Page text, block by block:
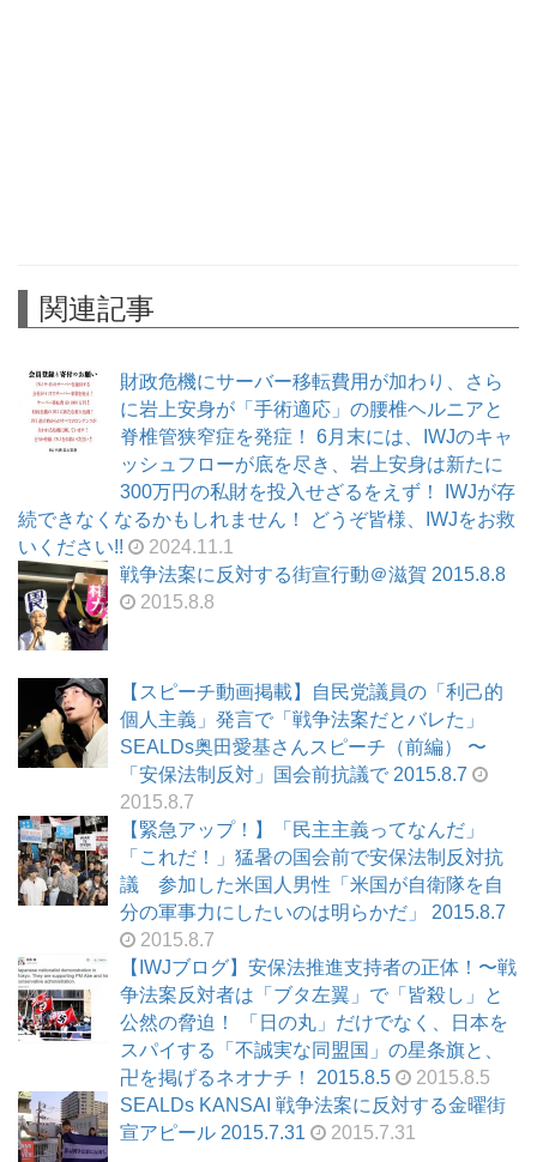
関連記事
財政危機にサーバー移転費用が加わり、さら
に岩上安身が「手術適応」の腰椎ヘルニアと
脊椎管狭窄症を発症！ 6月末には、IWJのキャ
ッシュフローが底を尽き、岩上安身は新たに
300万円の私財を投入せざるをえず！ IWJが存
続できなくなるかもしれません！ どうぞ皆様、IWJをお救
いください!!
2024.11.1
戦争法案に反対する街宣行動＠滋賀 2015.8.8
2015.8.8
【スピーチ動画掲載】自民党議員の「利己的
個人主義」発言で「戦争法案だとバレた」
SEALDs奥田愛基さんスピーチ（前編） 〜
「安保法制反対」国会前抗議で 2015.8.7
2015.8.7
【緊急アップ！】「民主主義ってなんだ」
「これだ！」猛暑の国会前で安保法制反対抗
議 参加した米国人男性「米国が自衛隊を自
分の軍事力にしたいのは明らかだ」 2015.8.7
2015.8.7
【IWJブログ】安保法推進支持者の正体！〜戦
争法案反対者は「ブタ左翼」で「皆殺し」と
公然の脅迫！ 「日の丸」だけでなく、日本を
スパイする「不誠実な同盟国」の星条旗と、
卍を掲げるネオナチ！ 2015.8.5
2015.8.5
SEALDs KANSAI 戦争法案に反対する金曜街
宣アピール 2015.7.31
2015.7.31